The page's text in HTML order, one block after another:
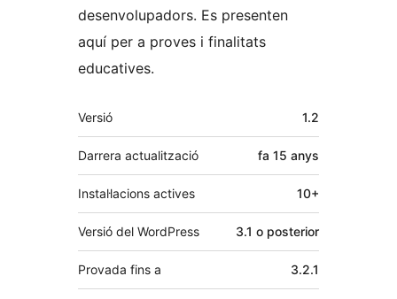
desenvolupadors. Es presenten
aquí per a proves i finalitats
educatives.
Meta
Versió 1.2
Darrera actualització fa 15 anys
Instal·lacions actives 10+
Versió del WordPress 3.1 o posterior
Provada fins a 3.2.1